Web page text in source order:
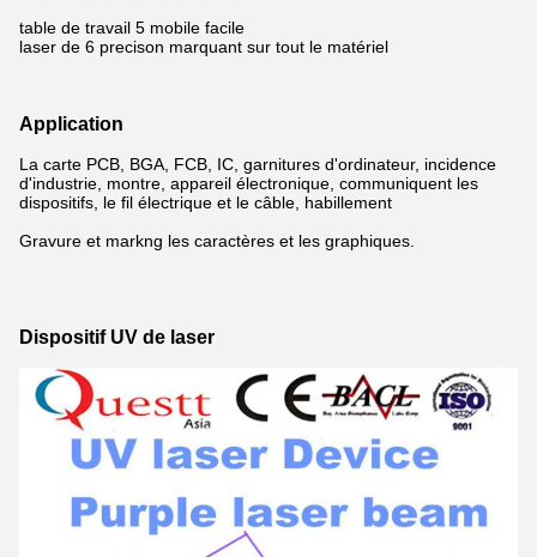
table de travail 5 mobile facile
laser de 6 precison marquant sur tout le matériel
Application
La carte PCB, BGA, FCB, IC, garnitures d'ordinateur, incidence
d'industrie, montre, appareil électronique, communiquent les
dispositifs, le fil électrique et le câble, habillement
Gravure et markng les caractères et les graphiques.
Dispositif UV de laser